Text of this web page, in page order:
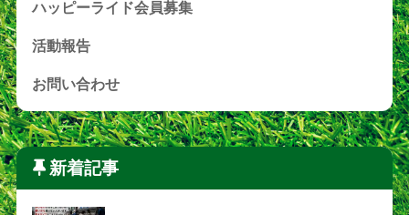
ハッピーライド会員募集
活動報告
お問い合わせ
新着記事